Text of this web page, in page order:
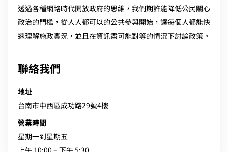
透過各種網路時代開放政府的思維，我們期許能降低公民關心
政治的門檻，從人人都可以的公共參與開始，讓每個人都能快
速理解施政實況，並且在資訊盡可能對等的情況下討論政策。
聯絡我們
地址
台南市中西區成功路29號4樓
營業時間
星期一到星期五
上午 10:00 – 下午 5:30